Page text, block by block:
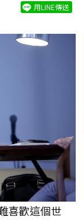
用LINE傳送
喜歡這個世